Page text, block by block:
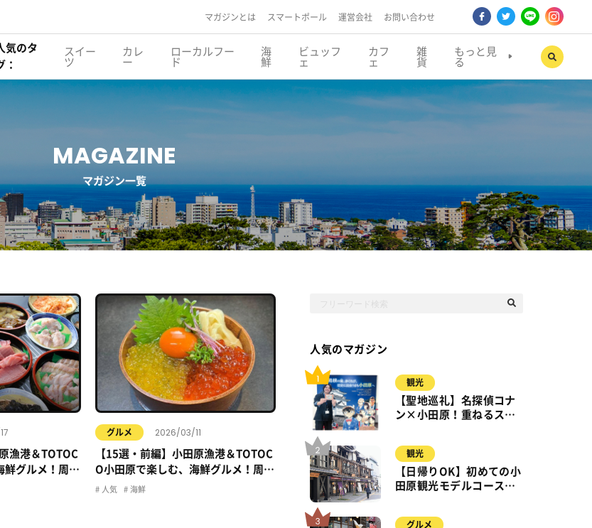
マガジンとは スマートポール 運営会社 お問い合わせ
気のタ
：
スイー
ツ
カレ
ー
ローカルフー
ド
海
鮮
ビュッフ
ェ
カフ
ェ
雑
貨
もっと見
る
MAGAZINE
マガジン一覧
漁港＆TOTOC
鮮グルメ！周辺
グルメ 2026/03/11
【15選・前編】小田原漁港＆TOTOC
O小田原で楽しむ、海鮮グルメ！周辺
のお店、全網羅！
人気 海鮮
人気のマガジン
観光
【聖地巡礼】名探偵コナ
ン×小田原！重ねるスタ
で】小田原・箱根・湯河
原
観光
【日帰りOK】初めての小
田原観光モデルコース｜
満喫
グルメ